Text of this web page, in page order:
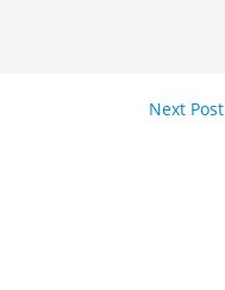
Next Post